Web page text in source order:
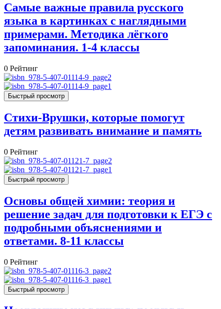
Самые важные правила русского
языка в картинках с наглядными
примерами. Методика лёгкого
запоминания. 1-4 классы
0 Рейтинг
Быстрый просмотр
Стихи-Врушки, которые помогут
детям развивать внимание и память
0 Рейтинг
Быстрый просмотр
Основы общей химии: теория и
решение задач для подготовки к ЕГЭ с
подробными объяснениями и
ответами. 8-11 классы
0 Рейтинг
Быстрый просмотр